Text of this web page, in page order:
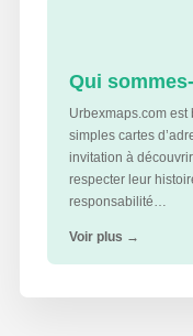
Qui
Urbexmaps.com est
simples cartes
invitation à
respecter leur
responsabilité…
Voir plus →